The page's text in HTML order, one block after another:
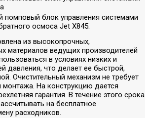
помповый блок управления системами
осмоса Jet X845.
из высокопрочных,
материалов ведущих производителей
в условиях низких и
давления, что делает ее быстрой,
Очистительный механизм не требует
монтажа. На конструкцию дается
гарантия. В течение этого срока
на бесплатное
расходников.